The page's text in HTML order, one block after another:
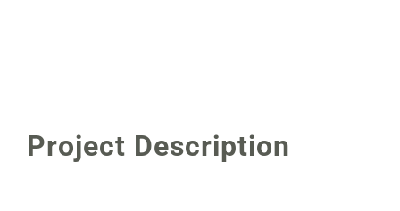
Project Description